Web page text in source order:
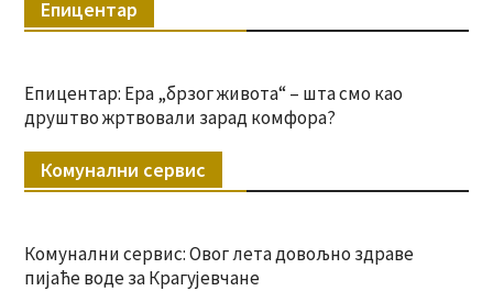
Епицентар
Епицентар: Ера „брзог живота“ – шта смо као
друштво жртвовали зарад комфора?
Комунални сервис
Комунални сервис: Овог лета довољно здраве
пијаће воде за Крагујевчане